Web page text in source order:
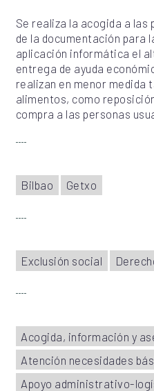
Se realiza la acogida a
de la documentación para
aplicación informática el
entrega de ayuda
realizan en menor medida
alimentos, como
compra a las personas
Bilbao Getxo
Exclusión social
Acogida, información y
Atención necesidades
Apoyo administrativo-